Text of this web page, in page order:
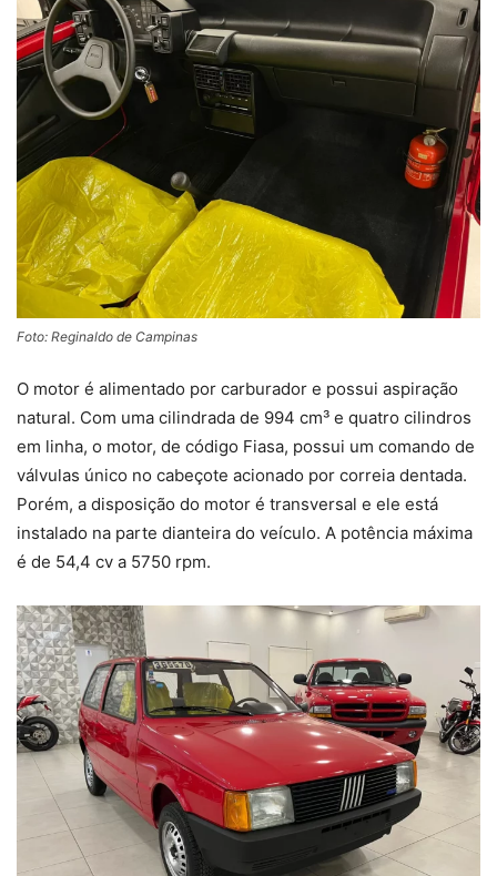
Foto: Reginaldo de Campinas
O motor é alimentado por carburador e possui aspiração
natural. Com uma cilindrada de 994 cm³ e quatro cilindros
em linha, o motor, de código Fiasa, possui um comando de
válvulas único no cabeçote acionado por correia dentada.
Porém, a disposição do motor é transversal e ele está
instalado na parte dianteira do veículo. A potência máxima
é de 54,4 cv a 5750 rpm.